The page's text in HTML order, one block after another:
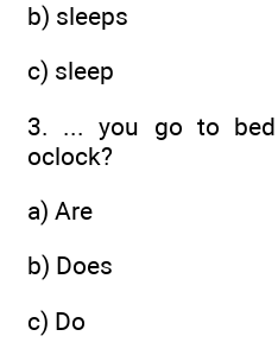
b) sleeps
c) sleep
3. ... you go to
oclock?
a) Are
b) Does
c) Do